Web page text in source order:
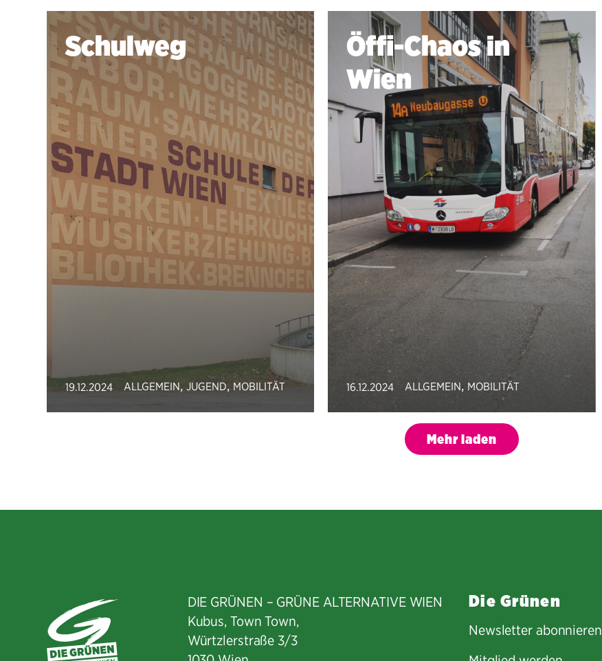
Schulweg
19.12.2024 ALLGEMEIN, JUGEND, MOBILITÄT
Öffi-Chaos in
Wien
16.12.2024 ALLGEMEIN, MOBILITÄT
Mehr laden
DIE GRÜNEN – GRÜNE ALTERNATIVE WIEN
Kubus, Town Town,
Würtzlerstraße 3/3​
Die Grünen
Newsletter abonnieren